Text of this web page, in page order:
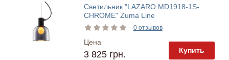
Светильник "LAZARO MD1918-1S-
CHROME" Zuma Line
0 отзывов
Цена
3 825 грн. Купить